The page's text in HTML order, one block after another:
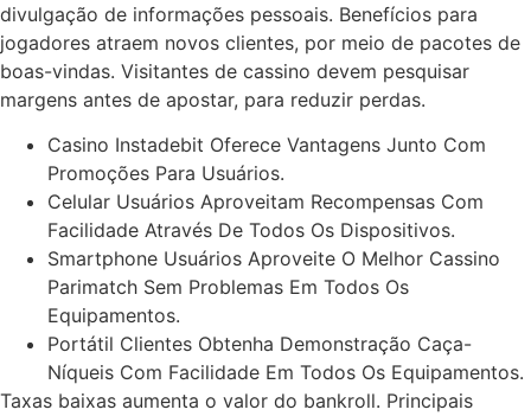
divulgação de informações pessoais. Benefícios para
jogadores atraem novos clientes, por meio de pacotes de
boas-vindas. Visitantes de cassino devem pesquisar
margens antes de apostar, para reduzir perdas.
Casino Instadebit Oferece Vantagens Junto Com
Promoções Para Usuários.
Celular Usuários Aproveitam Recompensas Com
Facilidade Através De Todos Os Dispositivos.
Smartphone Usuários Aproveite O Melhor Cassino
Parimatch Sem Problemas Em Todos Os
Equipamentos.
Portátil Clientes Obtenha Demonstração Caça-
Níqueis Com Facilidade Em Todos Os Equipamentos.
Taxas baixas aumenta o valor do bankroll. Principais